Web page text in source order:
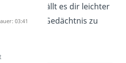
fällt es dir leichter
im Gedächtnis zu
03:41